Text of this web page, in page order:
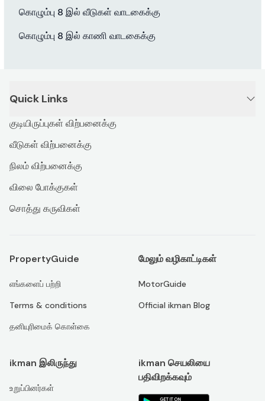
கொழும்பு 8 இல் வீடுகள் வாடகைக்கு
கொழும்பு 8 இல் காணி வாடகைக்கு
Quick Links
குடியிருப்புகள் விற்பனைக்கு
வீடுகள் விற்பனைக்கு
நிலம் விற்பனைக்கு
விலை போக்குகள்
சொத்து கருவிகள்
PropertyGuide
எங்களைப் பற்றி
Terms & conditions
தனியுரிமைக் கொள்கை
மேலும் வழிகாட்டிகள்
MotorGuide
Official ikman Blog
ikman இலிருந்து
உறுப்பினர்கள்
ikman செயலியை
பதிவிறக்கவும்